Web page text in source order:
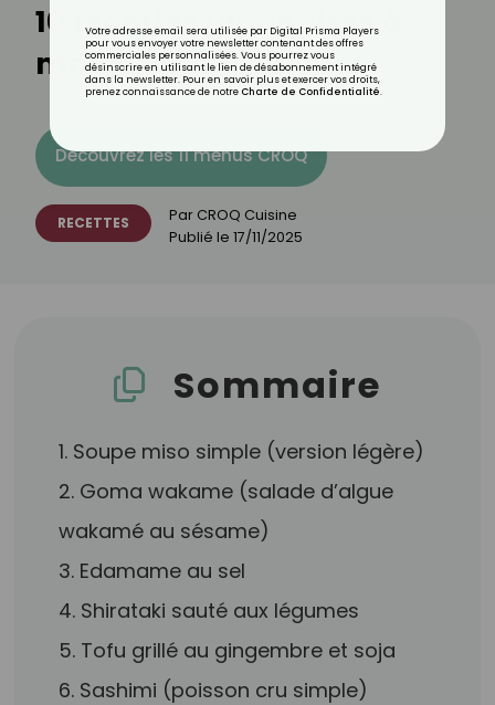
10 recettes japonaises à
moins de 200 calories
Découvrez les 11 menus CROQ
RECETTES Par CROQ Cuisine
Publié le 17/11/2025
Sommaire
1. Soupe miso simple (version légère)
2. Goma wakame (salade d’algue
wakamé au sésame)
3. Edamame au sel
4. Shirataki sauté aux légumes
5. Tofu grillé au gingembre et soja
6. Sashimi (poisson cru simple)
Votre adresse email sera utilisée par Digital Prisma Players
pour vous envoyer votre newsletter contenant des offres
commerciales personnalisées. Vous pourrez vous
désinscrire en utilisant le lien de désabonnement intégré
dans la newsletter. Pour en savoir plus et exercer vos droits,
prenez connaissance de notre Charte de Confidentialité.